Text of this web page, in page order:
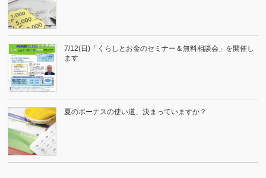
7/12(日)「くらしとお金のセミナー＆無料相談会」を開催し
ます
夏のボーナスの使い道、決まっていますか？